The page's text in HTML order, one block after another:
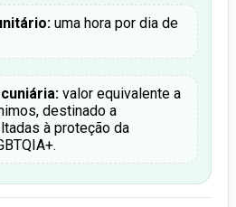
uma hora por dia de
valor equivalente a
destinado a
à proteção da